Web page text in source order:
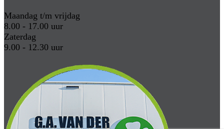
Maandag t/m vrijdag
8.00 - 17.00 uur
Zaterdag
9.00 - 12.30 uur